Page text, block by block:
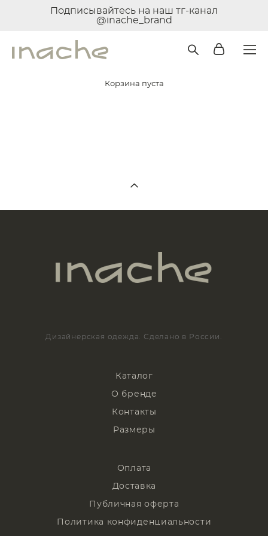
Подписывайтесь на наш тг-канал
@inache_brand
Корзина пуста
Дизайнерская одежда. Сделано в России.
Каталог
О бренде
Контакты
Размеры
Оплата
Доставка
Публичная оферта
Политика конфиденциальности